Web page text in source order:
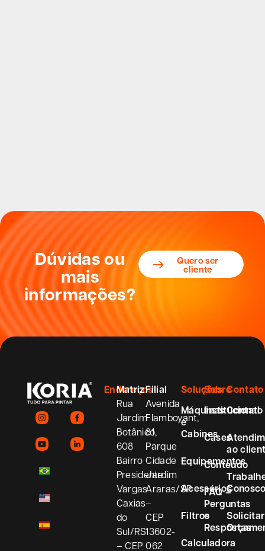
Dúvidas ou
mais
informações?
Quero ser
cliente
Endereços
Matriz
Rua
Jardim
Botânico,
608
Bairro
Presidente
Vargas
Caxias
do
Sul/RS
– CEP
Filial
Avenida
Flamboyant,
81
Parque
Cidade
Jardim
Araras/SP
–
CEP
13602-
062
Soluções
Máquinas
e
Cabines
Equipamentos
Acessórios
Filtros
Calculadora
Sobre
Institucional
Cases
Conteúdo
FAQ –
Perguntas
e
Respostas
Contato
Contato
ao
Solicitar